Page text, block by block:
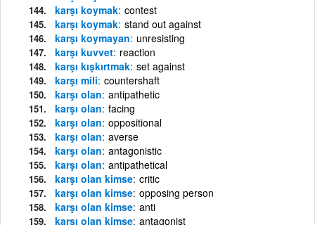
karşı koymak contest
karşı koymak stand out against
karşı koymayan unresisting
karşı kuvvet reaction
karşı kışkırtmak set against
karşı mili countershaft
karşı olan antipathetic
karşı olan facing
karşı olan oppositional
karşı olan averse
karşı olan antagonistic
karşı olan antipathetical
karşı olan kimse critic
karşı olan kimse opposing person
karşı olan kimse anti
karşı olan kimse antagonist